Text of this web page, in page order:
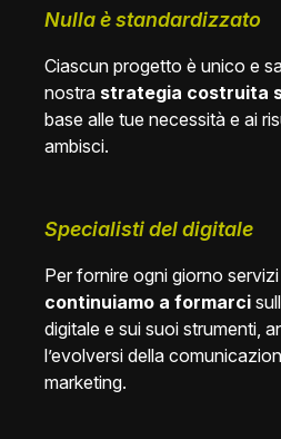
Nulla è standardizzato
Ciascun progetto è unico e
nostra strategia costruita
base alle tue necessità e ai
ambisci.
Specialisti del digitale
Per fornire ogni giorno
continuiamo a formarci
digitale e sui suoi strumenti,
l’evolversi della
marketing.